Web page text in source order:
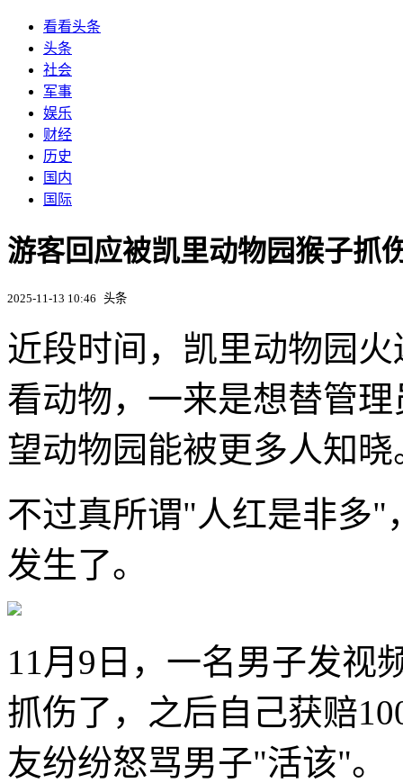
看看头条
头条
社会
军事
娱乐
财经
历史
国内
国际
游客回应被凯里动物园猴子抓
2025-11-13 10:46 头条
近段时间，凯里动物园
看动物，一来是想替管
望动物园能被更多人知晓
不过真所谓"人红是非多"
发生了。
11月9日，一名男子发视
抓伤了，之后自己获赔
友纷纷怒骂男子"活该"。